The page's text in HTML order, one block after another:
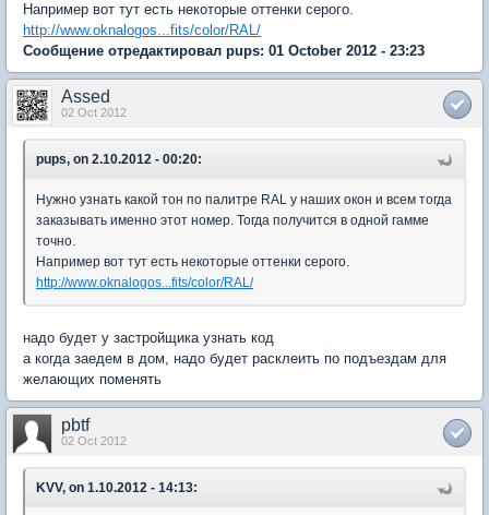
Например вот тут есть некоторые оттенки серого.
http://www.oknalogos...fits/color/RAL/
Сообщение отредактировал pups: 01 October 2012 - 23:23
Assed
02 Oct 2012
pups, on 2.10.2012 - 00:20:
Нужно узнать какой тон по палитре RAL у наших окон и всем тогда
заказывать именно этот номер. Тогда получится в одной гамме
точно.
Например вот тут есть некоторые оттенки серого.
http://www.oknalogos...fits/color/RAL/
надо будет у застройщика узнать код
а когда заедем в дом, надо будет расклеить по подъездам для
желающих поменять
pbtf
02 Oct 2012
KVV, on 1.10.2012 - 14:13: